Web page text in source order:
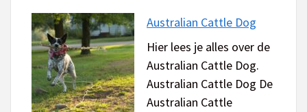
Australian Cattle Dog
Hier lees je alles over de
Australian Cattle Dog.
Australian Cattle Dog De
Australian Cattle